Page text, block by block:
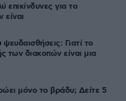
επικίνδυνες για το
είναι
Γιατί το
των διακοπών είναι μια
μόνο το βράδυ; Δείτε 5